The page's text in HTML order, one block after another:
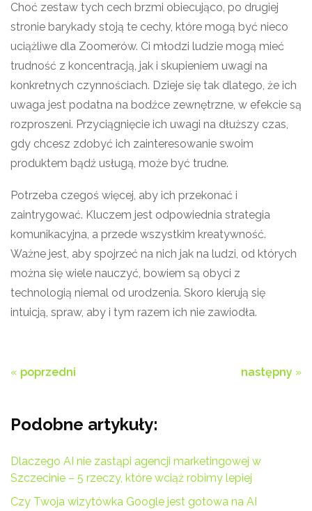
Choć zestaw tych cech brzmi obiecująco, po drugiej
stronie barykady stoją te cechy, które mogą być nieco
uciążliwe dla Zoomerów. Ci młodzi ludzie mogą mieć
trudność z koncentracją, jak i skupieniem uwagi na
konkretnych czynnościach. Dzieje się tak dlatego, że ich
uwaga jest podatna na bodźce zewnętrzne, w efekcie są
rozproszeni. Przyciągnięcie ich uwagi na dłuższy czas,
gdy chcesz zdobyć ich zainteresowanie swoim
produktem bądź usługą, może być trudne.
Potrzeba czegoś więcej, aby ich przekonać i
zaintrygować. Kluczem jest odpowiednia strategia
komunikacyjna, a przede wszystkim kreatywność.
Ważne jest, aby spojrzeć na nich jak na ludzi, od których
można się wiele nauczyć, bowiem są obyci z
technologią niemal od urodzenia. Skoro kierują się
intuicją, spraw, aby i tym razem ich nie zawiodła.
« poprzedni następny »
Podobne artykuły:
Dlaczego AI nie zastąpi agencji marketingowej w
Szczecinie – 5 rzeczy, które wciąż robimy lepiej
Czy Twoja wizytówka Google jest gotowa na AI